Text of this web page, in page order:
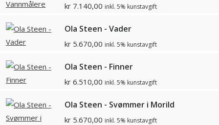
kr 7.140,00 inkl. 5% kunstavgift
Ola Steen - Vader
kr 5.670,00 inkl. 5% kunstavgift
Ola Steen - Finner
kr 6.510,00 inkl. 5% kunstavgift
Ola Steen - Svømmer i Morild
kr 5.670,00 inkl. 5% kunstavgift